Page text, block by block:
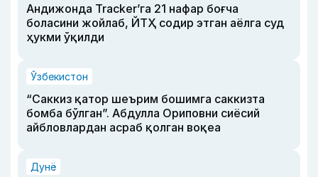
Андижонда Tracker’га 21 нафар боғча
боласини жойлаб, ЙТҲ содир этган аёлга суд
ҳукми ўқилди
Ўзбекистон
“Саккиз қатор шеърим бошимга саккизта
бомба бўлган”. Абдулла Ориповни сиёсий
айбловлардан асраб қолган воқеа
Дунё